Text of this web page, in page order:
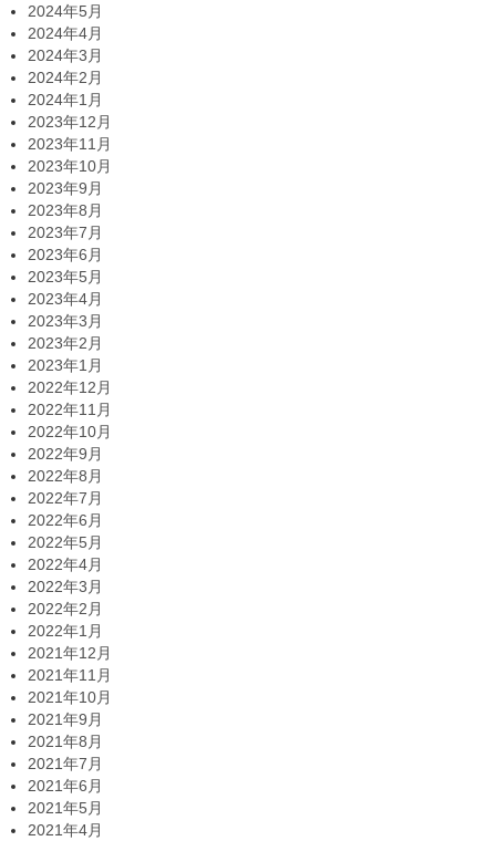
2024年5月
2024年4月
2024年3月
2024年2月
2024年1月
2023年12月
2023年11月
2023年10月
2023年9月
2023年8月
2023年7月
2023年6月
2023年5月
2023年4月
2023年3月
2023年2月
2023年1月
2022年12月
2022年11月
2022年10月
2022年9月
2022年8月
2022年7月
2022年6月
2022年5月
2022年4月
2022年3月
2022年2月
2022年1月
2021年12月
2021年11月
2021年10月
2021年9月
2021年8月
2021年7月
2021年6月
2021年5月
2021年4月